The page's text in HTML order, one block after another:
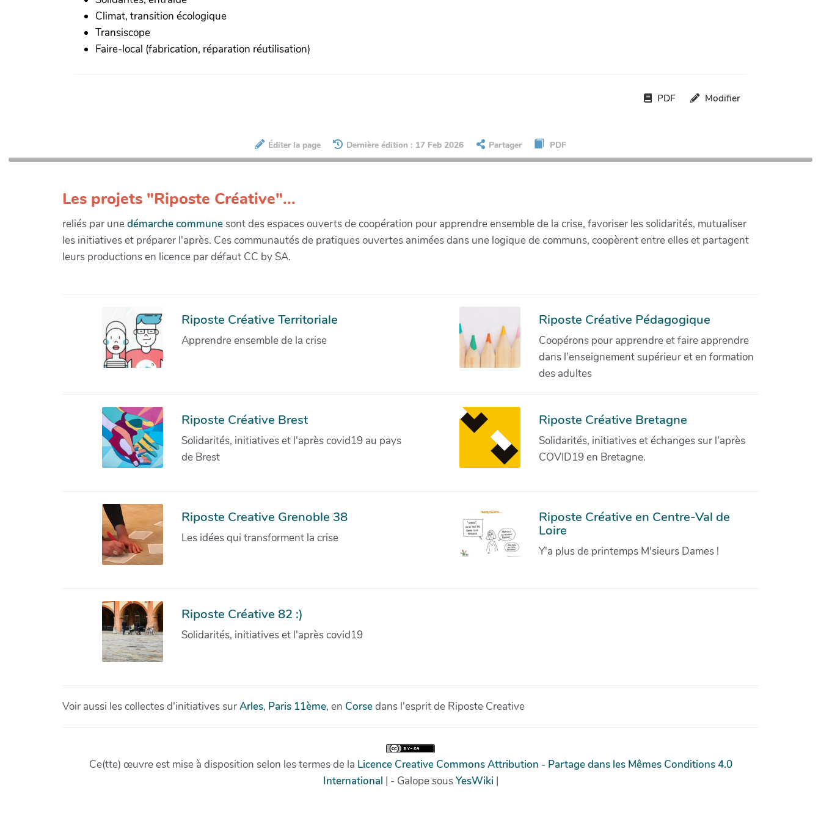
Climat, transition écologique
Transiscope
Faire-local (fabrication, réparation réutilisation)
PDF Modifier
Éditer la page Dernière édition : 17 Feb 2026 Partager PDF